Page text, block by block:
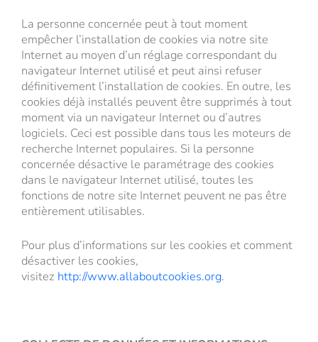
La personne concernée peut à tout moment
empêcher l’installation de cookies via notre site
Internet au moyen d’un réglage correspondant du
navigateur Internet utilisé et peut ainsi refuser
définitivement l’installation de cookies. En outre, les
cookies déjà installés peuvent être supprimés à tout
moment via un navigateur Internet ou d’autres
logiciels. Ceci est possible dans tous les moteurs de
recherche Internet populaires. Si la personne
concernée désactive le paramétrage des cookies
dans le navigateur Internet utilisé, toutes les
fonctions de notre site Internet peuvent ne pas être
entièrement utilisables.
Pour plus d’informations sur les cookies et comment
désactiver les cookies,
visitez http://www.allaboutcookies.org.